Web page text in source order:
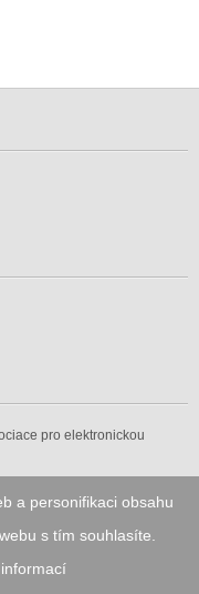
a personifikaci obsahu
s tím souhlasíte.
pro elektronickou